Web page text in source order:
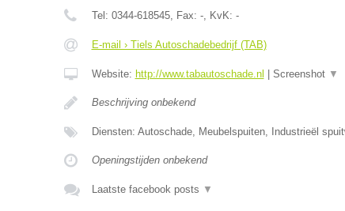
Tel: 0344-618545, Fax: -, KvK: -
E-mail › Tiels Autoschadebedrijf (TAB)
Website: http://www.tabautoschade.nl Screenshot ▼
Beschrijving onbekend
Diensten: Autoschade, Meubelspuiten, Industrieël
Openingstijden onbekend
Laatste facebook posts ▼